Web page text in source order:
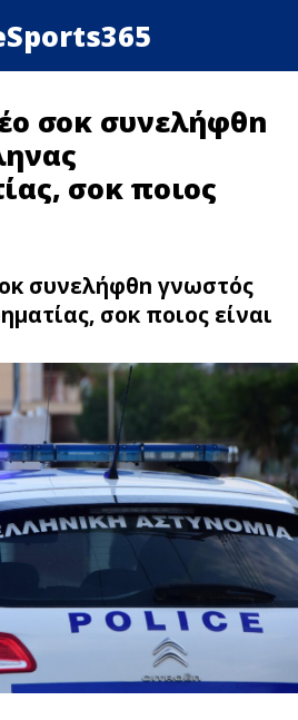
σoκ συνελήφθn
σoκ ποιος
συνελήφθn γνωστός
σoκ ποιος είναι